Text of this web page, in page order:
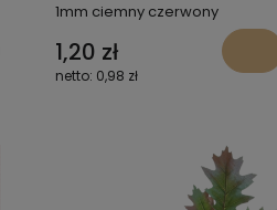
1mm ciemny czerwony
1,20 zł
0,98 zł